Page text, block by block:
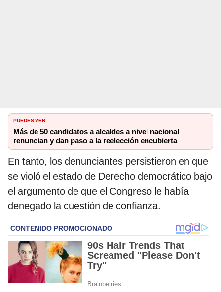
PUEDES VER:
Más de 50 candidatos a alcaldes a nivel nacional
renuncian y dan paso a la reelección encubierta
En tanto, los denunciantes persistieron en que
se violó el estado de Derecho democrático bajo
el argumento de que el Congreso le había
denegado la cuestión de confianza.